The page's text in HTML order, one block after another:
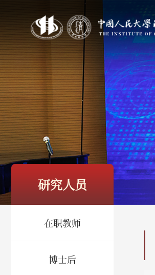
研究人员
在职教师
博士后